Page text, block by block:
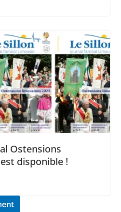
Ostensions
disponible !